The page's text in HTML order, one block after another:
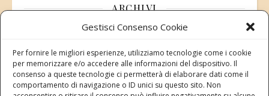
Gestisci Consenso Cookie
Per fornire le migliori esperienze, utilizziamo tecnologie come i cookie
per memorizzare e/o accedere alle informazioni del dispositivo. Il
consenso a queste tecnologie ci permetterà di elaborare dati come il
comportamento di navigazione o ID unici su questo sito. Non
ARCHIVI